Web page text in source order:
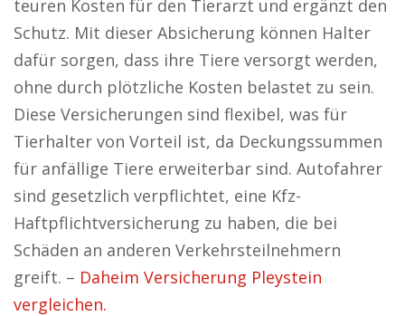
teuren Kosten für den Tierarzt und ergänzt den
Schutz. Mit dieser Absicherung können Halter
dafür sorgen, dass ihre Tiere versorgt werden,
ohne durch plötzliche Kosten belastet zu sein.
Diese Versicherungen sind flexibel, was für
Tierhalter von Vorteil ist, da Deckungssummen
für anfällige Tiere erweiterbar sind. Autofahrer
sind gesetzlich verpflichtet, eine Kfz-
Haftpflichtversicherung zu haben, die bei
Schäden an anderen Verkehrsteilnehmern
greift. – Daheim Versicherung Pleystein
vergleichen.